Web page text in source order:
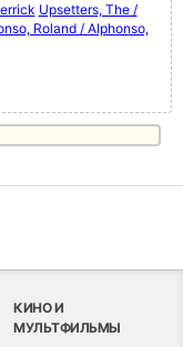
Upsetters, The /
Roland / Alphonso,
КИНО И
МУЛЬТФИЛЬМЫ